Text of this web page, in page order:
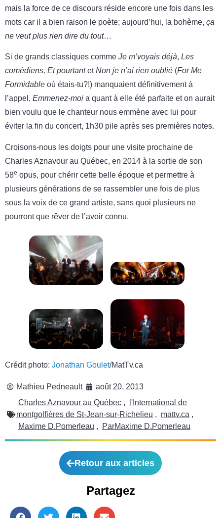
mais la force de ce discours réside encore une fois dans les
mots car il a bien raison le poète; aujourd’hui, la bohème, ça
ne veut plus rien dire du tout…
Si de grands classiques comme Je m’voyais déjà, Les
comédiens, Et pourtantetNon je n’ai rien oublié (For Me
Formidable où étais-tu?!) manquaient définitivement à
l’appel, Emmenez-moi a quant à elle été parfaite et on aurait
bien voulu que le chanteur nous emmène avec lui pour
éviter la fin du concert, 1h30 pile après ses premières notes.
Croisons-nous les doigts pour une visite prochaine de
Charles Aznavour au Québec, en 2014 à la sortie de son
58e opus, pour chérir cette belle époque et permettre à
plusieurs générations de se rassembler une fois de plus
sous la voix de ce grand artiste, sans quoi plusieurs ne
pourront que rêver de l’avoir connu.
Crédit photo: Jonathan Goulet/MatTv.ca
Mathieu Pedneault
août 20, 2013
Charles Aznavour au Québec ,
l'International de
montgolfières de St-Jean-sur-Richelieu , mattv.ca ,
Maxime D.Pomerleau , ParMaxime D.Pomerleau
Retour aux articles
Partagez